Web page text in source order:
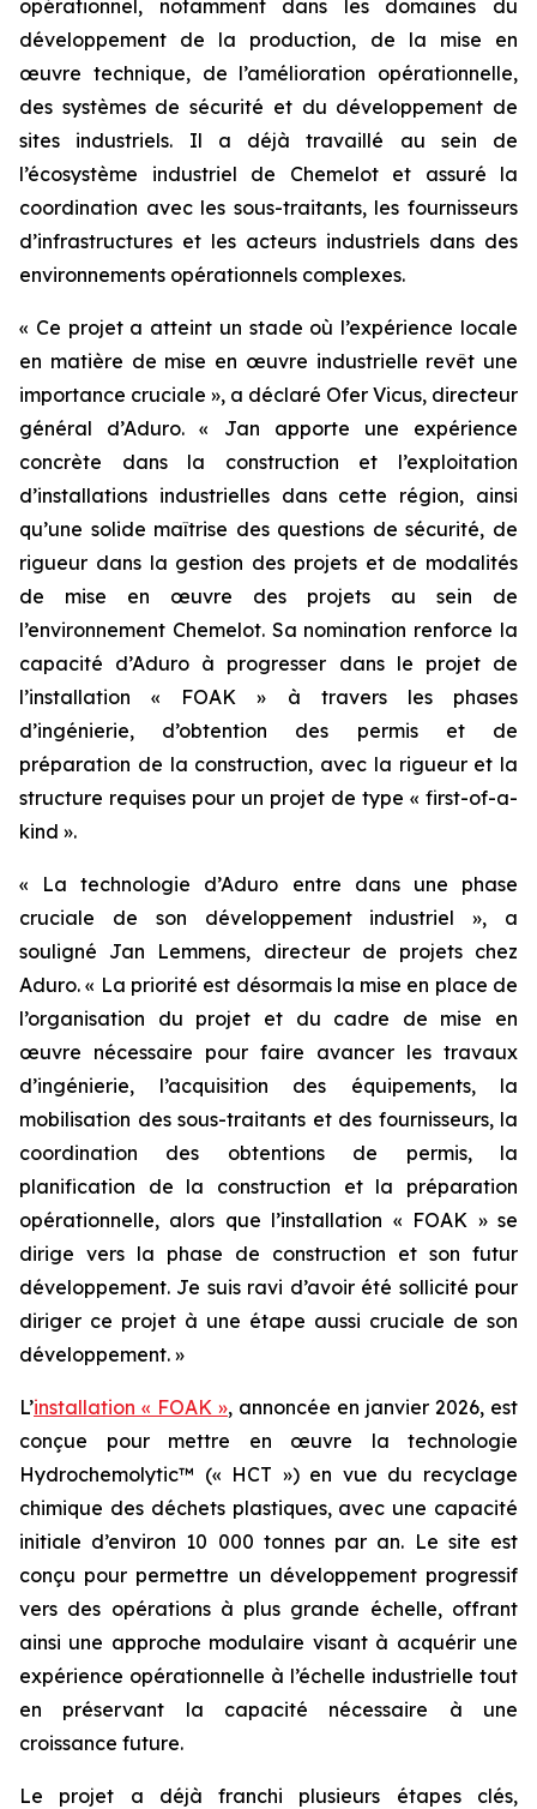
opérationnel, notamment dans les domaines du
développement de la production, de la mise en
œuvre technique, de l’amélioration opérationnelle,
des systèmes de sécurité et du développement de
sites industriels. Il a déjà travaillé au sein de
l’écosystème industriel de Chemelot et assuré la
coordination avec les sous-traitants, les fournisseurs
d’infrastructures et les acteurs industriels dans des
environnements opérationnels complexes.
« Ce projet a atteint un stade où l’expérience locale
en matière de mise en œuvre industrielle revêt une
importance cruciale », a déclaré Ofer Vicus, directeur
général d’Aduro. « Jan apporte une expérience
concrète dans la construction et l’exploitation
d’installations industrielles dans cette région, ainsi
qu’une solide maîtrise des questions de sécurité, de
rigueur dans la gestion des projets et de modalités
de mise en œuvre des projets au sein de
l’environnement Chemelot. Sa nomination renforce la
capacité d’Aduro à progresser dans le projet de
l’installation « FOAK » à travers les phases
d’ingénierie, d’obtention des permis et de
préparation de la construction, avec la rigueur et la
structure requises pour un projet de type « first-of-a-
kind ».
« La technologie d’Aduro entre dans une phase
cruciale de son développement industriel », a
souligné Jan Lemmens, directeur de projets chez
Aduro. « La priorité est désormais la mise en place de
l’organisation du projet et du cadre de mise en
œuvre nécessaire pour faire avancer les travaux
d’ingénierie, l’acquisition des équipements, la
mobilisation des sous-traitants et des fournisseurs, la
coordination des obtentions de permis, la
planification de la construction et la préparation
opérationnelle, alors que l’installation « FOAK » se
dirige vers la phase de construction et son futur
développement. Je suis ravi d’avoir été sollicité pour
diriger ce projet à une étape aussi cruciale de son
développement. »
L’installation « FOAK », annoncée en janvier 2026, est
conçue pour mettre en œuvre la technologie
Hydrochemolytic™ (« HCT ») en vue du recyclage
chimique des déchets plastiques, avec une capacité
initiale d’environ 10 000 tonnes par an. Le site est
conçu pour permettre un développement progressif
vers des opérations à plus grande échelle, offrant
ainsi une approche modulaire visant à acquérir une
expérience opérationnelle à l’échelle industrielle tout
en préservant la capacité nécessaire à une
croissance future.
Le projet a déjà franchi plusieurs étapes clés,